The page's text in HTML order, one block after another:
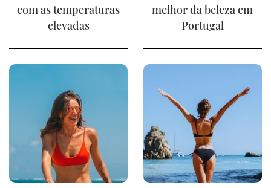
com as temperaturas
elevadas
melhor da beleza em
Portugal